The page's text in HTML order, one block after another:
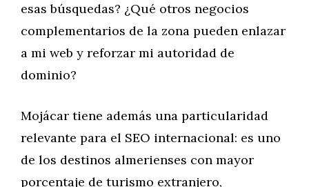
esas búsquedas? ¿Qué otros negocios
complementarios de la zona pueden enlazar
a mi web y reforzar mi autoridad de
dominio?
Mojácar tiene además una particularidad
relevante para el SEO internacional: es uno
de los destinos almerienses con mayor
porcentaje de turismo extranjero,